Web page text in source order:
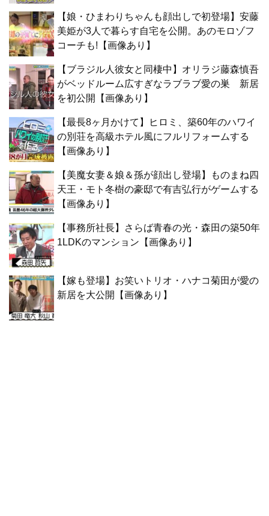
【娘・ひまわりちゃんも顔出しで初登場】安藤
美姫が3人で暮らす自宅を公開。あのモロゾフ
コーチも!【画像あり】
【ブラジル人彼女と同棲中】オリラジ藤森慎吾
がベッドルーム広すぎなラブラブ愛の巣 新居
を初公開【画像あり】
【最長8ヶ月かけて】ヒロミ、築60年のハワイ
の別荘を高級ホテル風にフルリフォームする
【画像あり】
【美魔女妻＆娘＆孫が顔出し登場】ものまね四
天王・モト冬樹の豪邸で有吉弘行がゲームする
【画像あり】
【事務所社長】さらば青春の光・森田の築50年
1LDKのマンション【画像あり】
【嫁も登場】お笑いトリオ・ハナコ菊田が愛の
新居を大公開【画像あり】